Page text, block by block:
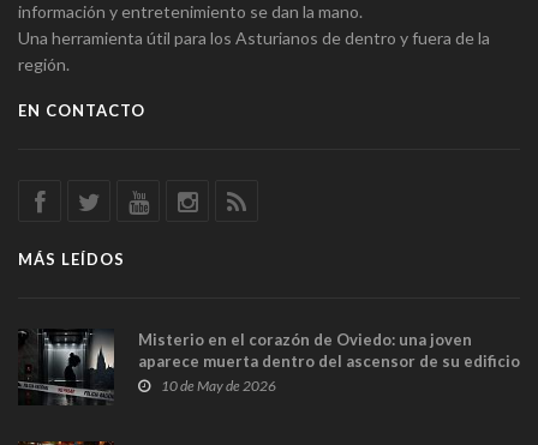
información y entretenimiento se dan la mano.
Una herramienta útil para los Asturianos de dentro y fuera de la
región.
EN CONTACTO
MÁS LEÍDOS
Misterio en el corazón de Oviedo: una joven
aparece muerta dentro del ascensor de su edificio
y las cámaras captan sus últimos minutos
10 de May de 2026